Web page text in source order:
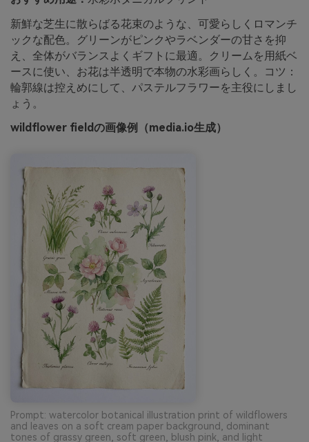
新鮮な芝生に散らばる花束のような、可愛らしくロマンチ
ックな配色。グリーンがピンクやラベンダーの甘さを抑
え、全体がバランスよくギフトに最適。クリームを用紙ベ
ースに使い、お花は半透明で本物の水彩画らしく。コツ：
輪郭線は控えめにして、パステルフラワーを主役にしまし
ょう。
wildflower fieldの画像例（media.io生成）
Prompt: watercolor botanical illustration print of wildflowers
and leaves on a soft cream paper background, dominant
tones of grassy green, soft green, blush pink, and light